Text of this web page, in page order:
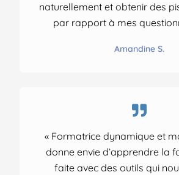
naturellement et obtenir des
par rapport à mes
Amandine S.
« Formatrice dynamique et
donne envie d’apprendre la
faite avec des outils qui